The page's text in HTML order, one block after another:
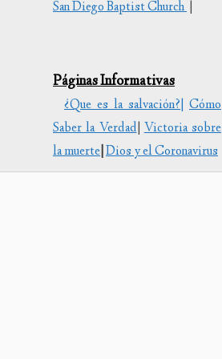
San Diego Baptist Church
Páginas Informativas
¿Que es la salvación?| Cómo
Saber la Verdad|Victoria sobre
la muerte Dios y el Coronavirus